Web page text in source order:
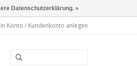
Konto / Kundenkonto anlegen
Datenschutzerklärung. »